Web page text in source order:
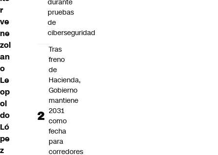
r
ve
ne
zol
an
o
Le
op
ol
do
Ló
pe
z
durante
pruebas
de
ciberseguridad
Tras
freno
de
Hacienda,
Gobierno
mantiene
2031
como
fecha
para
corredores